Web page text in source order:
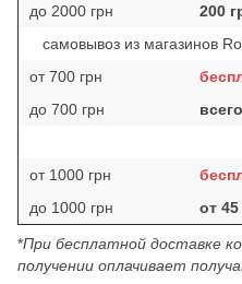
до 2000 грн
200
самовывоз из магазинов
от 700 грн
до 700 грн
от 1000 грн
до 1000 грн
от 45
*При бесплатной доставке
получении оплачивает